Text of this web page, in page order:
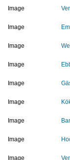
Image
Image
Image
Image
Image
Image
Image
Image
Image